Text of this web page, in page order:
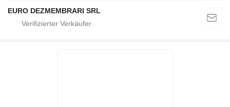
EURO DEZMEMBRARI SRL